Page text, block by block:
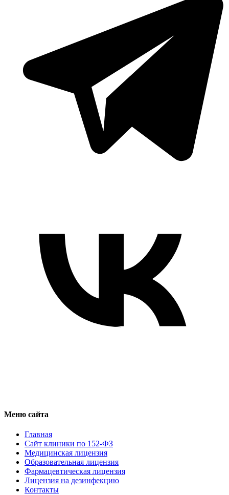
Меню сайта
Главная
Сайт клиники по 152-ФЗ
Медицинская лицензия
Образовательная лицензия
Фармацевтическая лицензия
Лицензия на дезинфекцию
Контакты